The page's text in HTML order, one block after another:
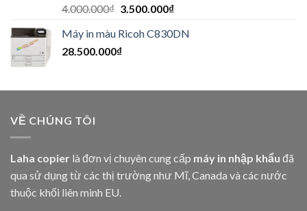
Được xếp
sao
4.000.000₫ 3.500.000₫
Máy in màu Ricoh C830DN
28.500.000₫
VỀ CHÚNG TÔI
Laha copier là đơn vị chuyên cung cấp máy in nhập khẩu đã
qua sử dụng từ các thị trường như Mĩ, Canada và các nước
thuộc khối liên minh EU.